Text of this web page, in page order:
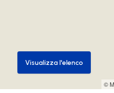
©
Visualizza l'elenco
Visualizza l'elenco